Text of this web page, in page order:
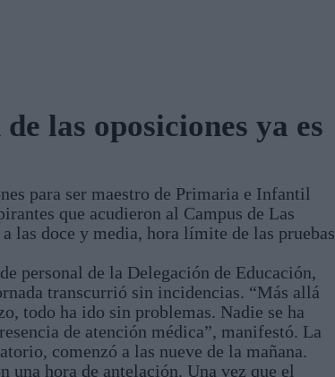
las oposiciones ya es
para ser maestro de Primaria e Infantil
que acudieron al Campus de Las
las doce y media, hora límite de las pruebas
personal de la Delegación de Educación,
transcurrió sin incidencias. “Más allá
todo ha ido sin problemas. Nadie se ha
de atención médica”, manifestó. La
comenzó a las nueve de la mañana.
una hora de antelación. Una vez que el